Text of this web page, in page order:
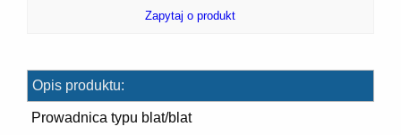
Zapytaj o produkt
Opis produktu:
Prowadnica typu blat/blat